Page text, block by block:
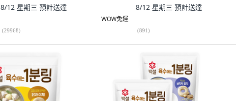
8/12 星期三 預計送達
(29968)
8/12 星期三 預計送達
WOW免運
(891)